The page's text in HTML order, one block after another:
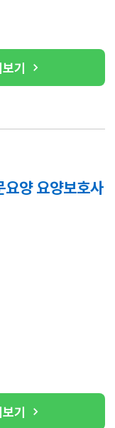
기
양 요양보호사
기